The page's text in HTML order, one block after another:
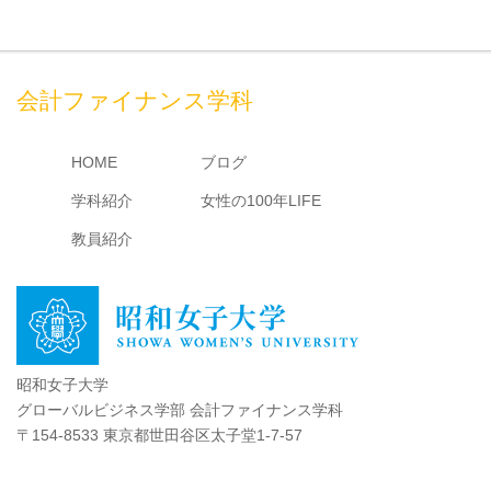
会計ファイナンス学科
HOME
学科紹介
教員紹介
ブログ
女性の100年LIFE
昭和女子大学
グローバルビジネス学部 会計ファイナンス学科
〒154-8533 東京都世田谷区太子堂1-7-57